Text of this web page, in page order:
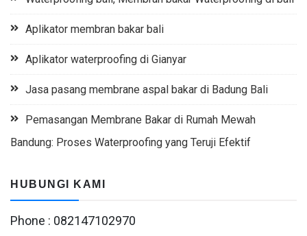
Aplikator membran bakar bali
Aplikator waterproofing di Gianyar
Jasa pasang membrane aspal bakar di Badung Bali
Pemasangan Membrane Bakar di Rumah Mewah
Bandung: Proses Waterproofing yang Teruji Efektif
HUBUNGI KAMI
Phone : 082147102970